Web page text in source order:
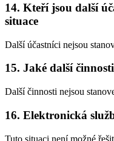
14. Kteří jsou další
situace
Další účastníci nejsou
15. Jaké další
Další činnosti nejsou
16. Elektronická
Tuto situaci není možné